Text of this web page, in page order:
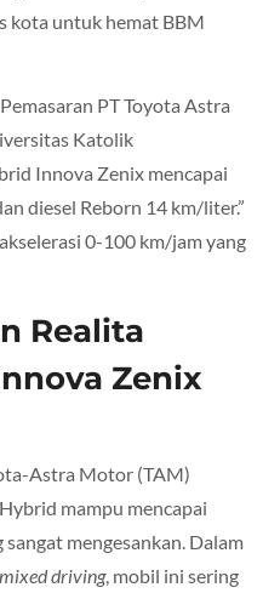
kota untuk hemat BBM
PT Toyota Astra
Katolik
Innova Zenix mencapai
diesel Reborn 14 km/liter.”
0-100 km/jam yang
Realita
Zenix
Astra Motor (TAM)
mampu mencapai
mengesankan. Dalam
mixed driving, mobil ini sering